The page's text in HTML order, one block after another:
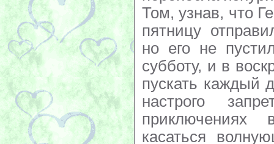
Том, узнав, что
пятницу
но его не
субботу, и в
пускать каждый
настрого
касаться